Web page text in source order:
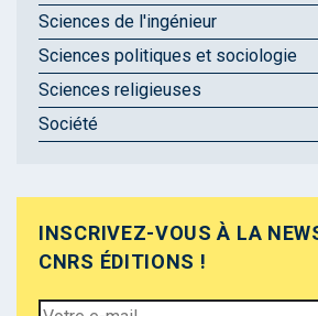
Sciences de l'ingénieur
Sciences politiques et sociologie
Sciences religieuses
Société
INSCRIVEZ-VOUS À LA
CNRS ÉDITIONS !